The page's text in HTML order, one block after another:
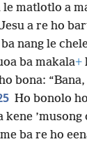
le matlotlo a
a re ho
nang le
ba makala+
bona:
Ho bonolo
’musong
ba re ho